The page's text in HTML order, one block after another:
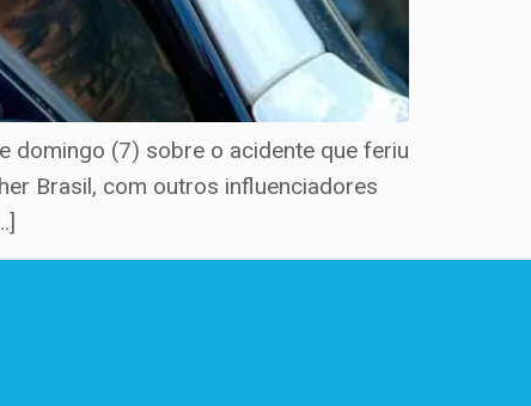
domingo (7) sobre o acidente que feriu
Brasil, com outros influenciadores